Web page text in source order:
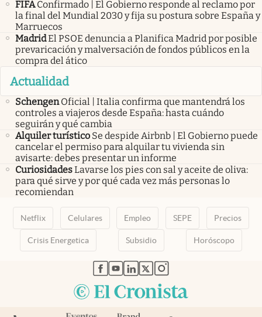
FIFA Confirmado | El Gobierno responde al reclamo por
la final del Mundial 2030 y fija su postura sobre España y
Marruecos
MadridEl PSOE denuncia a Planifica Madrid por posible
prevaricación y malversación de fondos públicos en la
compra del ático
Actualidad
Schengen Oficial | Italia confirma que mantendrá los
controles a viajeros desde España: hasta cuándo
seguirán y qué cambia
Alquiler turístico Se despide Airbnb | El Gobierno puede
cancelar el permiso para alquilar tu vivienda sin
avisarte: debes presentar un informe
CuriosidadesLavarse los pies con sal y aceite de oliva:
para qué sirve y por qué cada vez más personas lo
recomiendan
Netflix Celulares Empleo SEPE Precios
Crisis Energetica Subsidio Horóscopo
abre en nueva pestaña
abre en nueva pestaña
abre en nueva pestaña
abre en nueva pestaña
abre en nueva pestaña